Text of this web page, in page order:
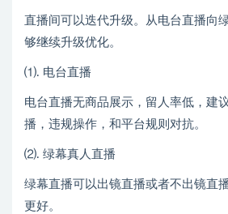
直播间可以迭代升级。从电台直播向
够继续升级优化。
⑴. 电台直播
电台直播无商品展示，留人率低，建
播，违规操作，和平台规则对抗。
⑵. 绿幕真人直播
绿幕直播可以出镜直播或者不出镜直
更好。